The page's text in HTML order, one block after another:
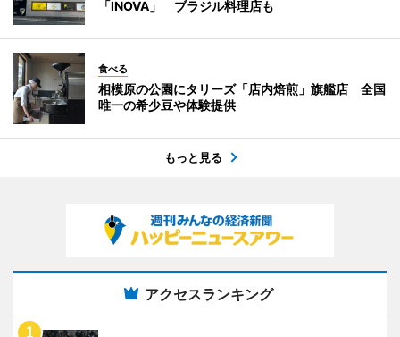
「INOVA」 ブラジル料理店も
食べる
相模原の公園にタリーズ「店内焙煎」旗艦店 全国
唯一の希少豆や体験提供
もっと見る
アクセスランキング